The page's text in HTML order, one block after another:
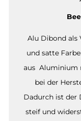
Alu Dibond als
und satte
aus Aluminium
bei der
Dadurch ist der
steif und